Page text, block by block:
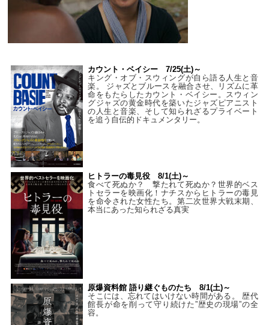
カウント・ベイシー 7/25(土)～
キング・オブ・スウィングが自ら語る人生と音
楽。 ジャズとブルースを融合させ、リズムに革
命をもたらしたカウント・ベイシー。スウィン
グジャズの黄金時代を築いたジャズピアニスト
の人生と音楽、そして知られざるプライベート
を追う自伝的ドキュメンタリー。
ヒトラーの毒見役 8/1(土)～
食べて死ぬか？ 撃たれて死ぬか？世界的ベス
トセラーを映画化！ナチスからヒトラーの毒見
を命令された女性たち。第二次世界大戦末期、
本当にあった知られざる真実
原爆資料館 語り継ぐものたち 8/1(土)～
そこには、忘れてはいけない時間がある。 歴代
館長が命を削って守り続けた”歴史の現場”の全
容。